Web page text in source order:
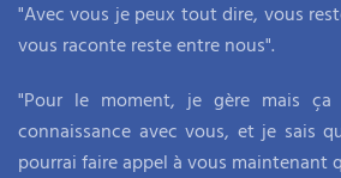
"Avec vous je peux tout dire, vous
vous raconte reste entre nous".
"Pour le moment, je gère mais
connaissance avec vous, et je sais
pourrai faire appel à vous maintenant